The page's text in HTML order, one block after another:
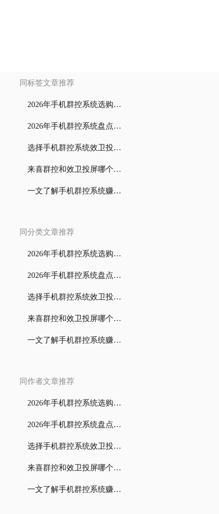
同标签文章推荐
2026年手机群控系统选购全指南：个人工作室到企业级部署
2026年手机群控系统盘点：谁才是真正“系统之王”？
选择手机群控系统效卫投屏7个理由
来喜群控和效卫投屏哪个手机群控系统更好？一文带你了解
一文了解手机群控系统赚钱方式，小白也适用
同分类文章推荐
2026年手机群控系统选购全指南：个人工作室到企业级部署
2026年手机群控系统盘点：谁才是真正“系统之王”？
选择手机群控系统效卫投屏7个理由
来喜群控和效卫投屏哪个手机群控系统更好？一文带你了解
一文了解手机群控系统赚钱方式，小白也适用
同作者文章推荐
2026年手机群控系统选购全指南：个人工作室到企业级部署
2026年手机群控系统盘点：谁才是真正“系统之王”？
选择手机群控系统效卫投屏7个理由
来喜群控和效卫投屏哪个手机群控系统更好？一文带你了解
一文了解手机群控系统赚钱方式，小白也适用